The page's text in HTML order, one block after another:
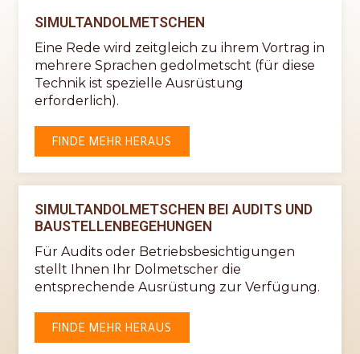
SIMULTANDOLMETSCHEN
Eine Rede wird zeitgleich zu ihrem Vortrag in
mehrere Sprachen gedolmetscht (für diese
Technik ist spezielle Ausrüstung
erforderlich).
FINDE MEHR HERAUS
SIMULTANDOLMETSCHEN BEI AUDITS UND
BAUSTELLENBEGEHUNGEN
Für Audits oder Betriebsbesichtigungen
stellt Ihnen Ihr Dolmetscher die
entsprechende Ausrüstung zur Verfügung.
FINDE MEHR HERAUS